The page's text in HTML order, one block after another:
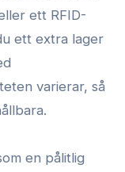
ett RFID-
ett extra lager
varierar, så
en pålitlig